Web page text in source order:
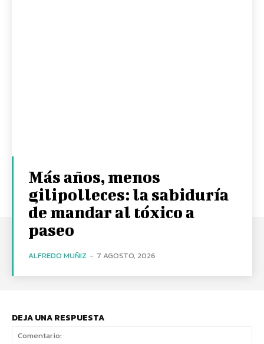
Más años, menos
gilipolleces: la sabiduría
de mandar al tóxico a
paseo
ALFREDO MUÑIZ - 7 AGOSTO, 2026
DEJA UNA RESPUESTA